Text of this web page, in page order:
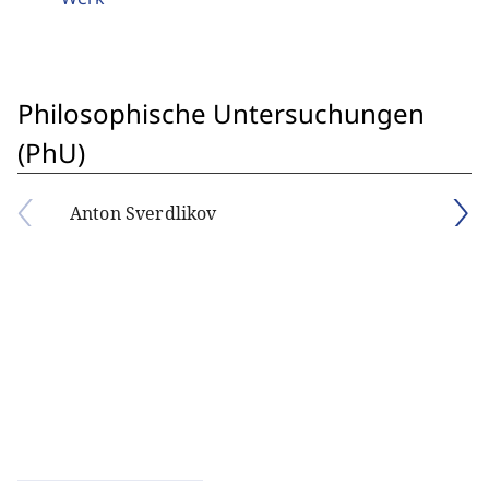
Philosophische Untersuchungen
(PhU)
Anton Sverdlikov